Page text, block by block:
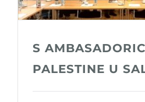
S
PALESTINE U